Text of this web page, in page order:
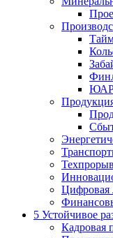
ЮАР
Техпрорыв
Цифровая
5 Устойчивое
Кадровая